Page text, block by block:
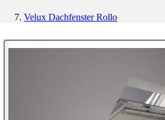
Velux Dachfenster Rollo